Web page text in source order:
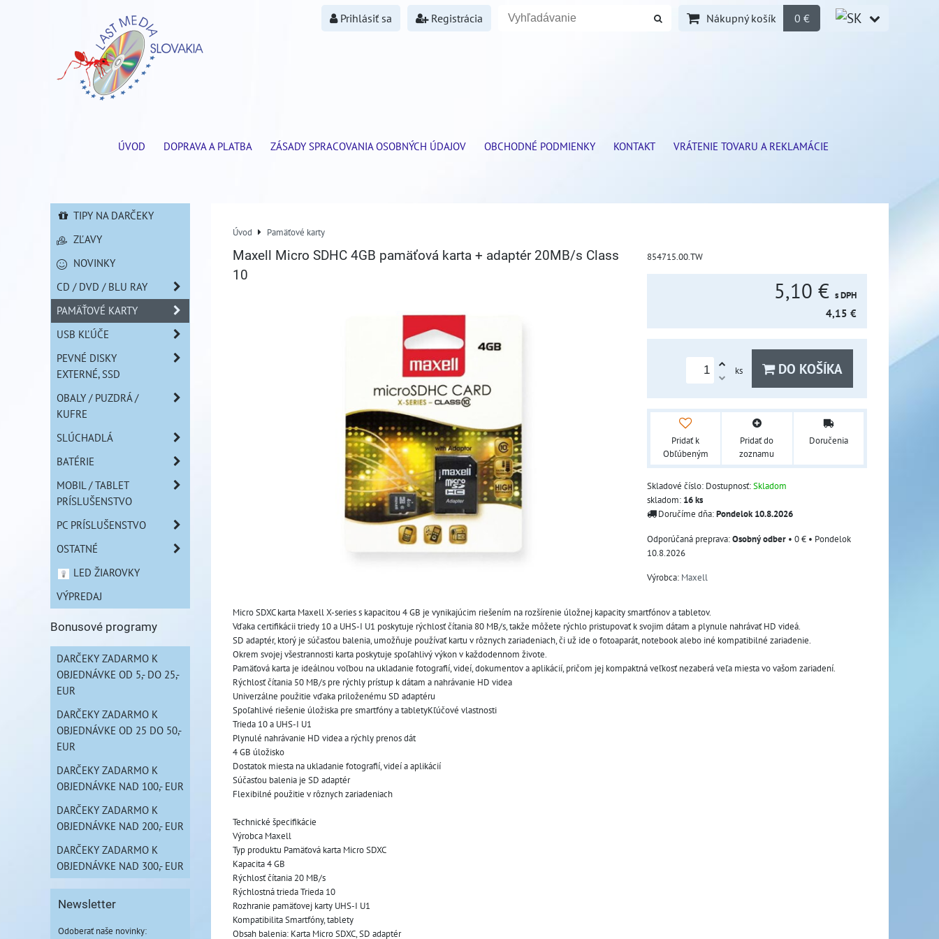
Prihlásiť sa Registrácia Nákupný košík 0 €
ÚVOD DOPRAVA A PLATBA ZÁSADY SPRACOVANIA OSOBNÝCH ÚDAJOV OBCHODNÉ PODMIENKY KONTAKT VRÁTENIE TOVARU A REKLAMÁCIE
Úvod Pamäťové karty
Maxell Micro SDHC 4GB pamäťová karta + adaptér 20MB/s Class
10
854715.00.TW
5,10 € s DPH
4,15 €
ks DO KOŠÍKA
Pridať k
Obľúbeným
Pridať do
zoznamu
Doručenia
Skladové číslo: Dostupnosť:Skladom
skladom: 16ks
Doručíme dňa:Pondelok10.8.2026
Osobný odber • 0 € • Pondelok
10.8.2026
Výrobca: Maxell
Micro SDXC karta Maxell X-series s kapacitou 4 GB je vynikajúcim riešením na rozšírenie úložnej kapacity smartfónov a tabletov.
Vďaka certifikácii triedy 10 a UHS-I U1 poskytuje rýchlosť čítania 80 MB/s, takže môžete rýchlo pristupovať k svojim dátam a plynule nahrávať HD videá.
SD adaptér, ktorý je súčasťou balenia, umožňuje používať kartu v rôznych zariadeniach, či už ide o fotoaparát, notebook alebo iné kompatibilné zariadenie.
Okrem svojej všestrannosti karta poskytuje spoľahlivý výkon v každodennom živote.
Pamäťová karta je ideálnou voľbou na ukladanie fotografií, videí, dokumentov a aplikácií, pričom jej kompaktná veľkosť nezaberá veľa miesta vo vašom zariadení.
Rýchlosť čítania 50 MB/s pre rýchly prístup k dátam a nahrávanie HD videa
Univerzálne použitie vďaka priloženému SD adaptéru
Spoľahlivé riešenie úložiska pre smartfóny a tabletyKľúčové vlastnosti
Trieda 10 a UHS-I U1
Plynulé nahrávanie HD videa a rýchly prenos dát
4 GB úložisko
Dostatok miesta na ukladanie fotografií, videí a aplikácií
Súčasťou balenia je SD adaptér
Flexibilné použitie v rôznych zariadeniach
Technické špecifikácie
Výrobca Maxell
Typ produktu Pamäťová karta Micro SDXC
Kapacita 4 GB
Rýchlosť čítania 20 MB/s
Rýchlostná trieda Trieda 10
Rozhranie pamäťovej karty UHS-I U1
Kompatibilita Smartfóny, tablety
Obsah balenia: Karta Micro SDXC, SD adaptér
TIPY NA DARČEKY
ZĽAVY
NOVINKY
CD / DVD / BLU RAY
PAMÄŤOVÉ KARTY
USB KĽÚČE
PEVNÉ DISKY
EXTERNÉ, SSD
OBALY / PUZDRÁ /
KUFRE
SLÚCHADLÁ
BATÉRIE
MOBIL / TABLET
PRÍSLUŠENSTVO
PC PRÍSLUŠENSTVO
OSTATNÉ
LED ŽIAROVKY
VÝPREDAJ
Bonusové programy
DARČEKY ZADARMO K
OBJEDNÁVKE OD 5,- DO 25,-
EUR
DARČEKY ZADARMO K
OBJEDNÁVKE OD 25 DO 50,-
EUR
DARČEKY ZADARMO K
OBJEDNÁVKE NAD 100,- EUR
DARČEKY ZADARMO K
OBJEDNÁVKE NAD 200,- EUR
DARČEKY ZADARMO K
OBJEDNÁVKE NAD 300,- EUR
Newsletter
Odoberať naše novinky: